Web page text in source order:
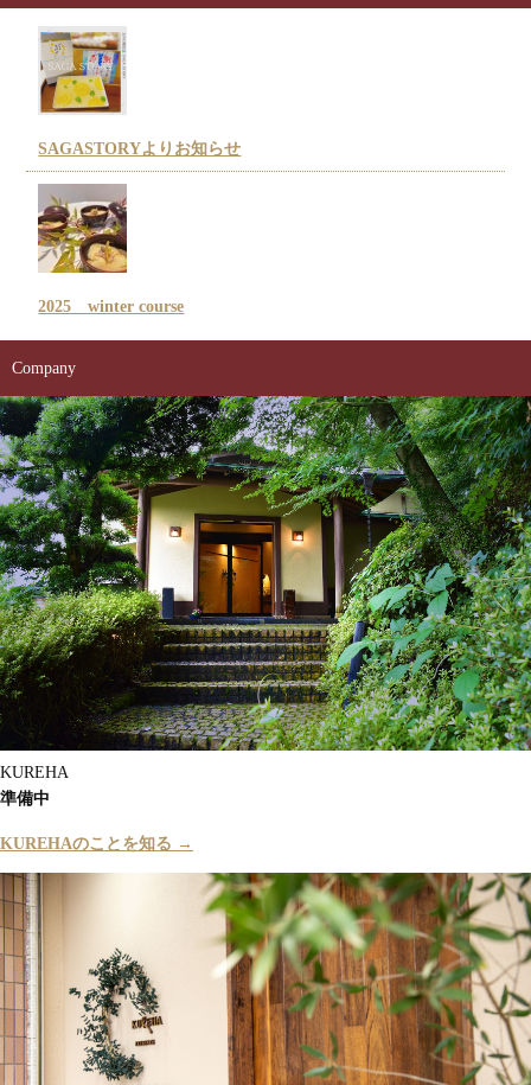
SAGASTORYよりお知らせ
2025 winter course
Company
KUREHA
準備中
KUREHAのことを知る →